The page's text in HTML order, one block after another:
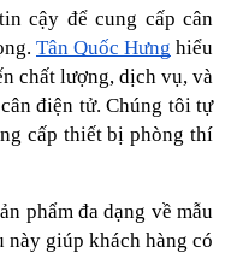
cậy để cung cấp cân
Tân Quốc Hưng hiểu
chất lượng, dịch vụ, và
điện tử. Chúng tôi tự
cấp thiết bị phòng thí
phẩm đa dạng về mẫu
giúp khách hàng có